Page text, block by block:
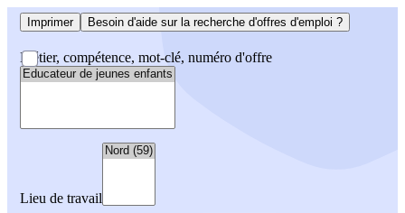
Imprimer Besoin d'aide sur la recherche d'offres d'emploi ?
Métier, compétence, mot-clé, numéro d'offre
Lieu de travail